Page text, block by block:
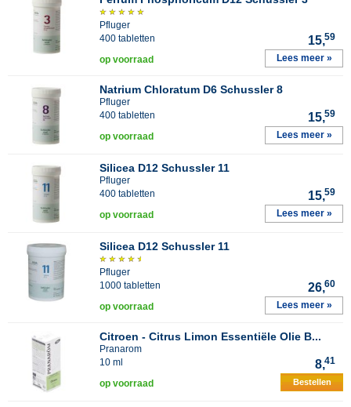
Pfluger
400 tabletten
15,59
op voorraad Lees meer »
Natrium Chloratum D6 Schussler 8
Pfluger
400 tabletten
15,59
op voorraad Lees meer »
Silicea D12 Schussler 11
Pfluger
400 tabletten
15,59
op voorraad Lees meer »
Silicea D12 Schussler 11
Pfluger
1000 tabletten
26,60
op voorraad Lees meer »
Citroen - Citrus Limon Essentiële Olie B...
Pranarom
10 ml
8,41
op voorraad Bestellen